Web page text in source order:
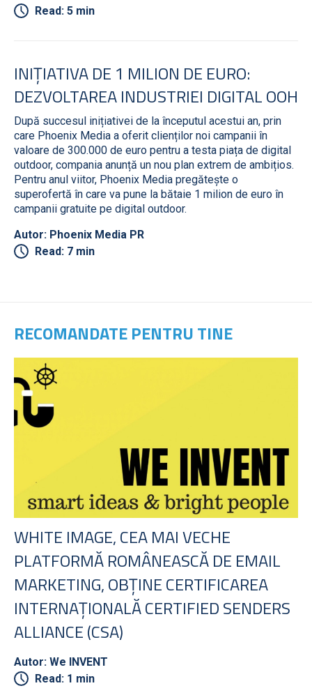
Read: 5 min
INIȚIATIVA DE 1 MILION DE EURO:
DEZVOLTAREA INDUSTRIEI DIGITAL OOH
După succesul inițiativei de la începutul acestui an, prin
care Phoenix Media a oferit clienților noi campanii în
valoare de 300.000 de euro pentru a testa piața de digital
outdoor, compania anunță un nou plan extrem de ambițios.
Pentru anul viitor, Phoenix Media pregătește o
superofertă în care va pune la bătaie 1 milion de euro în
campanii gratuite pe digital outdoor.
Autor: Phoenix Media PR
Read: 7 min
RECOMANDATE PENTRU TINE
WHITE IMAGE, CEA MAI VECHE
PLATFORMĂ ROMÂNEASCĂ DE EMAIL
MARKETING, OBȚINE CERTIFICAREA
INTERNAȚIONALĂ CERTIFIED SENDERS
ALLIANCE (CSA)
Autor: We INVENT
Read: 1 min